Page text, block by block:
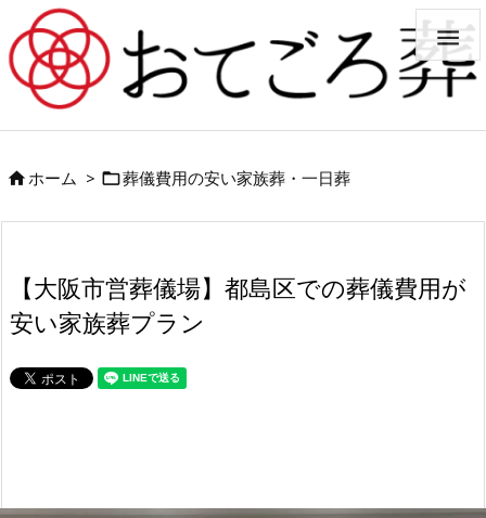

ホーム > 葬儀費用の安い家族葬・一日葬
【大阪市営葬儀場】都島区での葬儀費用が
安い家族葬プラン